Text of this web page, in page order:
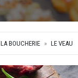
LA BOUCHERIE LE VEAU